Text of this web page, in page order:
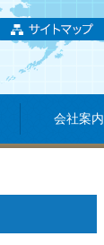
会社案内